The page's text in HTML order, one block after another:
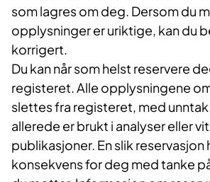
som lagres om deg. Dersom du
opplysninger er uriktige, kan du
korrigert.
Du kan når som helst reservere
registeret. Alle opplysningene
slettes fra registeret, med
allerede er brukt i analyser eller
publikasjoner. En slik reservasjon
konsekvens for deg med tanke